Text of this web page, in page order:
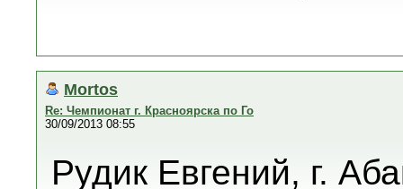
Mortos
Re: Чемпионат г. Красноярска по Го
30/09/2013 08:55
Рудик Евгений, г.